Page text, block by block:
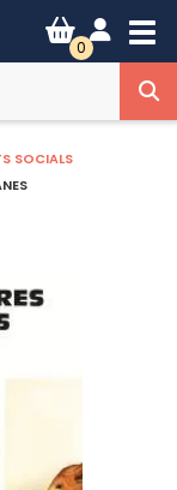
0
socials